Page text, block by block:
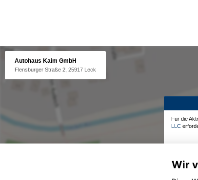
Autohaus Kaim GmbH
Flensburger Straße 2, 25917 Leck
Für die
LLC
Wir